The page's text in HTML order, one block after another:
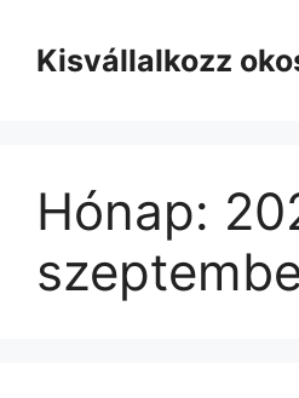
tartalomba
Kisvállalkozz
Hónap: